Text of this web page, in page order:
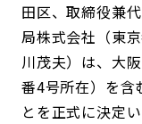
田区、取締役兼
局株式会社（東
川茂夫）は、大
番4号所在）を含
とを正式に決定